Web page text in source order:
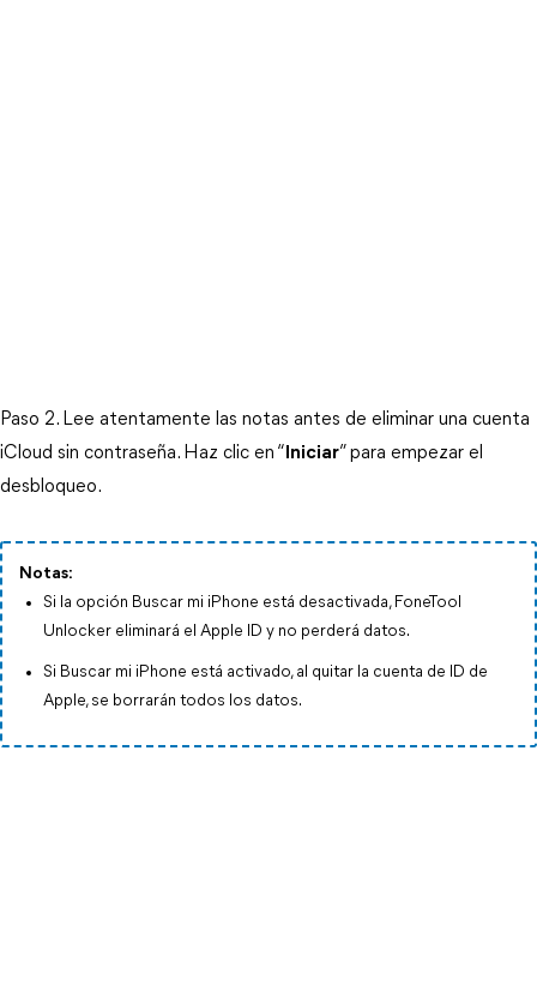
Paso 2. Lee atentamente las notas antes de eliminar una cuenta
iCloud sin contraseña. Haz clic en “ Iniciar” para empezar el
desbloqueo.
Notas:
Si la opción Buscar mi iPhone está desactivada, FoneTool
Unlocker eliminará el Apple ID y no perderá datos.
Si Buscar mi iPhone está activado, al quitar la cuenta de ID de
Apple, se borrarán todos los datos.